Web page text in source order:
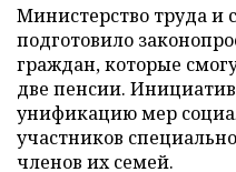
Министерство труда и
подготовило
граждан, которые
две пенсии.
унификацию мер
участников
членов их семей.